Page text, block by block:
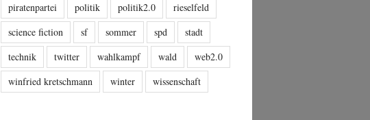
piratenpartei
politik politik2.0
rieselfeld
science fiction
sf sommer spd
stadt
technik
twitter wahlkampf wald
web2.0
winfried kretschmann
winter wissenschaft